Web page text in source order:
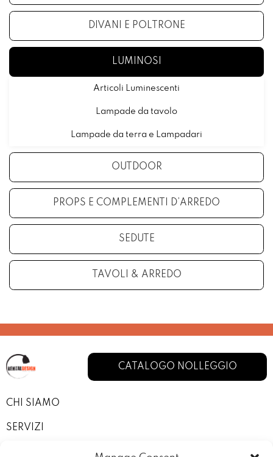
DIVANI E POLTRONE
LUMINOSI
Articoli Luminescenti
Lampade da tavolo
Lampade da terra e Lampadari
OUTDOOR
PROPS E COMPLEMENTI D’ARREDO
SEDUTE
TAVOLI & ARREDO
CATALOGO NOLLEGGIO
CHI SIAMO
SERVIZI
I NOSTRI ALLESTIMENTI